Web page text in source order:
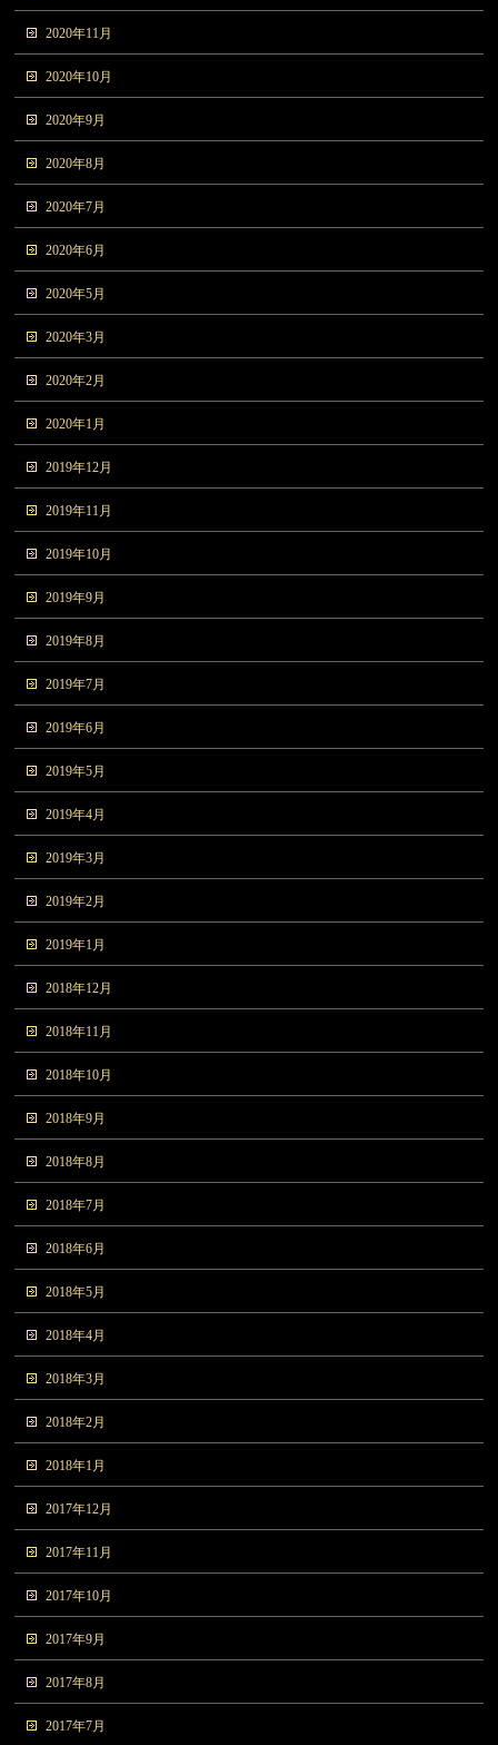
2020年11月
2020年10月
2020年9月
2020年8月
2020年7月
2020年6月
2020年5月
2020年3月
2020年2月
2020年1月
2019年12月
2019年11月
2019年10月
2019年9月
2019年8月
2019年7月
2019年6月
2019年5月
2019年4月
2019年3月
2019年2月
2019年1月
2018年12月
2018年11月
2018年10月
2018年9月
2018年8月
2018年7月
2018年6月
2018年5月
2018年4月
2018年3月
2018年2月
2018年1月
2017年12月
2017年11月
2017年10月
2017年9月
2017年8月
2017年7月